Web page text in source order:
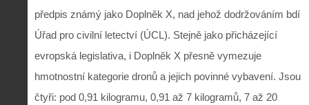
předpis známý jako Doplněk X, nad jehož dodržováním bdí
Úřad pro civilní letectví (ÚCL). Stejně jako přicházející
evropská legislativa, i Doplněk X přesně vymezuje
hmotnostní kategorie dronů a jejich povinné vybavení. Jsou
čtyři: pod 0,91 kilogramu, 0,91 až 7 kilogramů, 7 až 20